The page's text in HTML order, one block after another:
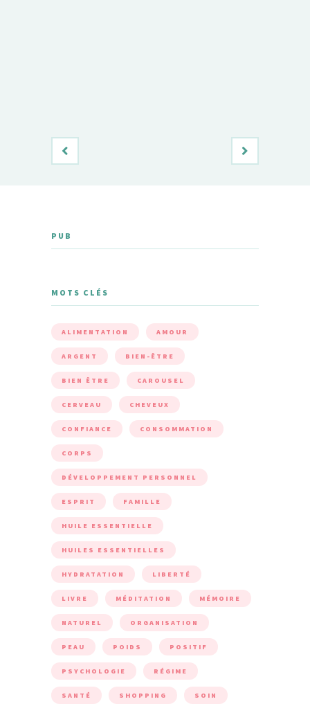
PUB
MOTS CLÉS
ALIMENTATION AMOUR
ARGENT BIEN-ÊTRE
BIEN ÊTRE CAROUSEL
CERVEAU CHEVEUX
CONFIANCE CONSOMMATION
CORPS
DÉVELOPPEMENT PERSONNEL
ESPRIT FAMILLE
HUILE ESSENTIELLE
HUILES ESSENTIELLES
HYDRATATION LIBERTÉ
LIVRE MÉDITATION MÉMOIRE
NATUREL ORGANISATION
PEAU POIDS POSITIF
PSYCHOLOGIE RÉGIME
SANTÉ SHOPPING SOIN